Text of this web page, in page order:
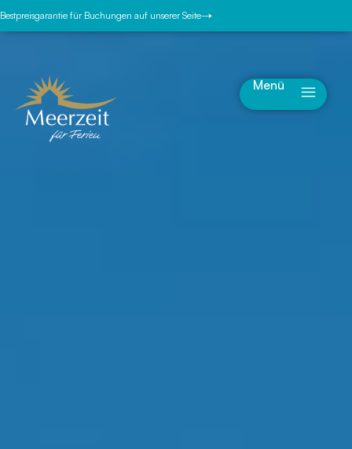
Bestpreisgarantie für Buchungen auf unserer Seite
Menü